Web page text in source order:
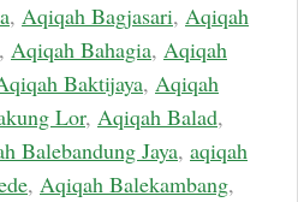
, Aqiqah Bagjasari, Aqiqah
, Aqiqah Bahagia, Aqiqah
Baktijaya, Aqiqah
Lor, Aqiqah Balad,
Balebandung Jaya, aqiqah
, Aqiqah Balekambang,